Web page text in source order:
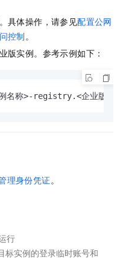
具体操作，请参见配置公网
控制 。
版实例。参考示例如下：
名称>-registry.<企业版实
理身份凭证。
行
标实例的登录临时账号和